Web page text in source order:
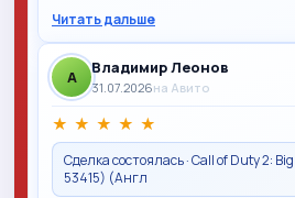
Читать дальше
A Владимир Леонов
31.07.2026на Авито
★ ★ ★ ★ ★
Сделка состоялась · Call of Duty 2:
53415) (Англ